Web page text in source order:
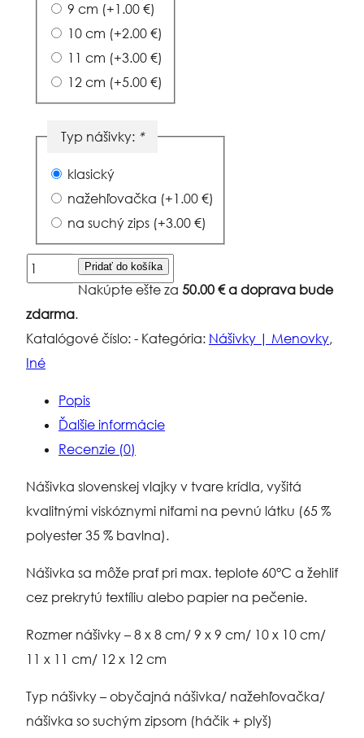
9 cm (+1.00 €)
10 cm (+2.00 €)
11 cm (+3.00 €)
12 cm (+5.00 €)
Typ nášivky: *
klasický
nažehľovačka (+1.00 €)
na suchý zips (+3.00 €)
množstvo
Nášivka
-
Slovenská
vlajka
Pridať do košíka
Nakúpte ešte za 50.00 €a doprava bude
zdarma.
Katalógové číslo: - Kategória: Nášivky | Menovky,
Iné
Popis
Ďalšie informácie
Recenzie (0)
Nášivka slovenskej vlajky v tvare krídla, vyšitá
kvalitnými viskóznymi niťami na pevnú látku (65 %
polyester 35 % bavlna).
Nášivka sa môže prať pri max. teplote 60°C a žehliť
cez prekrytú textíliu alebo papier na pečenie.
Rozmer nášivky – 8 x 8 cm/ 9 x 9 cm/ 10 x 10 cm/
11 x 11 cm/ 12 x 12 cm
Typ nášivky – obyčajná nášivka/ nažehľovačka/
nášivka so suchým zipsom (háčik + plyš)